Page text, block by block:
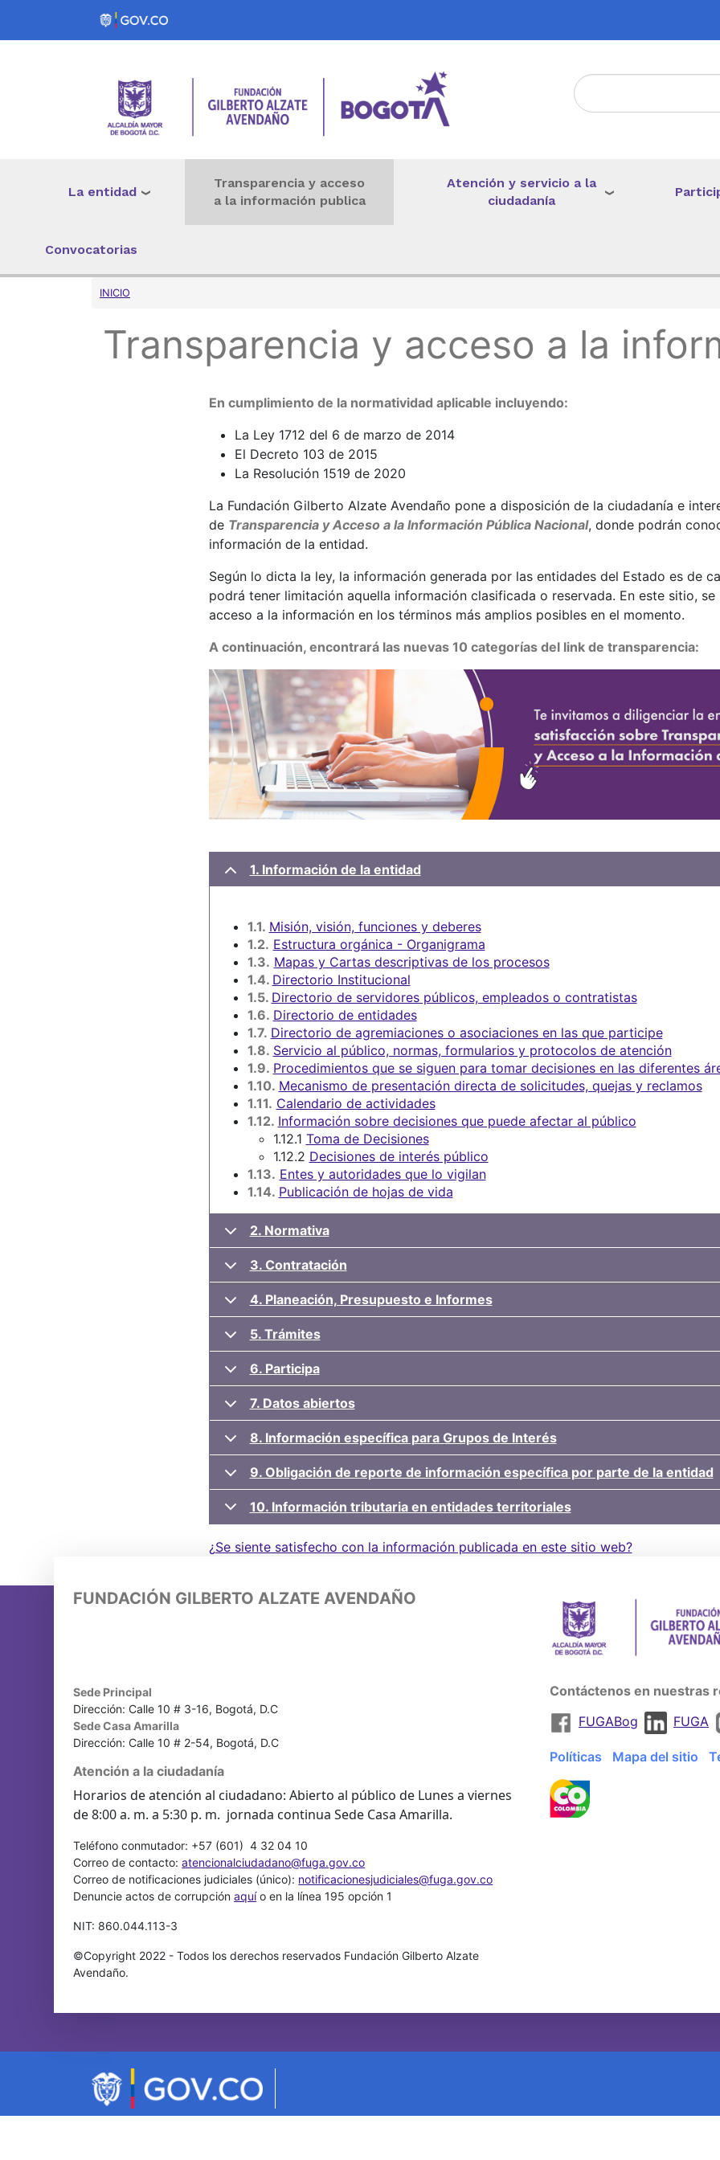
Pasar al contenido principal
La entidad
Transparencia y acceso
a la información publica
Atención y servicio a la
ciudadanía
Convocatorias
Sobrescribir enlaces de ayuda a la navegación
INICIO
Transparencia y acceso a la
En cumplimiento de la normatividad aplicable incluyendo:
La Ley 1712 del 6 de marzo de 2014
El Decreto 103 de 2015
La Resolución 1519 de 2020
La Fundación Gilberto Alzate Avendaño pone a disposición de la ciudadanía e
de Transparencia y Acceso a la Información Pública Nacional, donde podrán
información de la entidad.
Según lo dicta la ley, la información generada por las entidades del Estado es de
podrá tener limitación aquella información clasificada o reservada. En este sitio,
acceso a la información en los términos más amplios posibles en el momento.
A continuación, encontrará las nuevas 10 categorías del link de transparencia:
1. Información de la entidad
1.1. Misión, visión, funciones y deberes
1.2. Estructura orgánica - Organigrama
1.3. Mapas y Cartas descriptivas de los procesos
1.4. Directorio Institucional
1.5. Directorio de servidores públicos, empleados o contratistas
1.6. Directorio de entidades
1.7. Directorio de agremiaciones o asociaciones en las que participe
1.8. Servicio al público, normas, formularios y protocolos de atención
1.9. Procedimientos que se siguen para tomar decisiones en las diferentes
1.10. Mecanismo de presentación directa de solicitudes, quejas y reclamos
1.11. Calendario de actividades
1.12. Información sobre decisiones que puede afectar al público
1.12.1 Toma de Decisiones
1.12.2 Decisiones de interés público
1.13. Entes y autoridades que lo vigilan
1.14. Publicación de hojas de vida
2. Normativa
3. Contratación
4. Planeación, Presupuesto e Informes
5. Trámites
6. Participa
7. Datos abiertos
8. Información específica para Grupos de Interés
9. Obligación de reporte de información específica por parte de la entidad
10. Información tributaria en entidades territoriales
¿Se siente satisfecho con la información publicada en este sitio web?
FUNDACIÓN GILBERTO ALZATE AVENDAÑO
Sede Principal
Dirección: Calle 10 # 3-16, Bogotá, D.C
Sede Casa Amarilla
Dirección: Calle 10 # 2-54, Bogotá, D.C
Atención a la ciudadanía
Horarios de atención al ciudadano: Abierto al público de Lunes a viernes
de 8:00 a. m. a 5:30 p. m. jornada continua Sede Casa Amarilla.
Teléfono conmutador: +57 (601) 4 32 04 10
Correo de contacto:atencionalciudadano@fuga.gov.co
Correo de notificaciones judiciales (único): notificacionesjudiciales@fuga.gov.co
Denuncie actos de corrupciónaquío en la línea 195 opción 1
NIT: 860.044.113-3
©Copyright 2022 - Todos los derechos reservados Fundación Gilberto Alzate
Avendaño.
Contáctenos en nuestras
FUGABog
FUGA
Políticas Mapa del sitio